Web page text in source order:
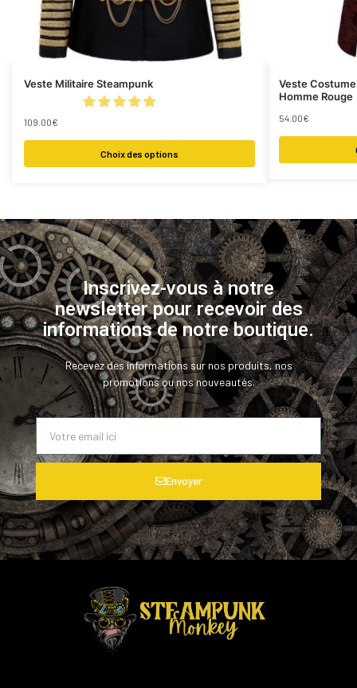
Veste Militaire Steampunk
109.00€
Choix des options
Veste
Homme Rouge
54.00€
Inscrivez-vous à notre
newsletter pour recevoir des
informations de notre boutique.
Recevez des informations sur nos produits, nos
promotions ou nos nouveautés.
Envoyer